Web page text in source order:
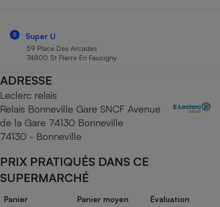
5 Super U
59 Place Des Arcades
74800 St Pierre En Faucigny
ADRESSE
Leclerc relais
Relais Bonneville Gare SNCF Avenue
de la Gare 74130 Bonneville
74130 - Bonneville
PRIX PRATIQUÉS DANS CE
SUPERMARCHÉ
Panier Panier moyen Évaluation
Robot ménager